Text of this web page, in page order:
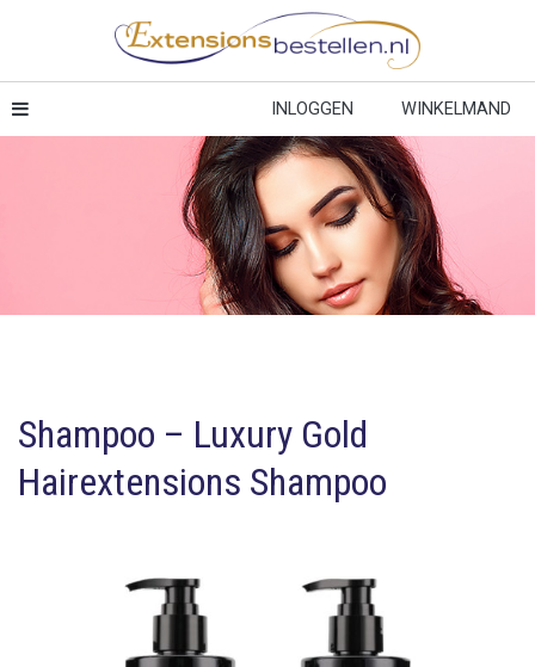
INLOGGEN WINKELMAND
Shampoo – Luxury Gold
Hairextensions Shampoo